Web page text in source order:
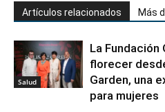
Artículos relacionados Más
Salud
La Fundación
florecer
Garden, una
para mujeres